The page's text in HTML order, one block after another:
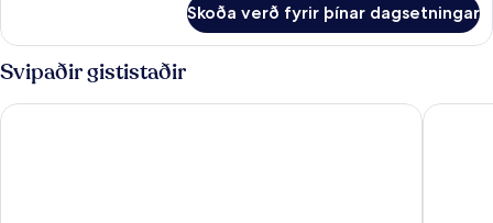
ONE
BEDROOM
Skoða verð fyrir þínar dagsetningar
Svipaðir gististaðir
Santa Barbara Golf And Ocean Club Sunset